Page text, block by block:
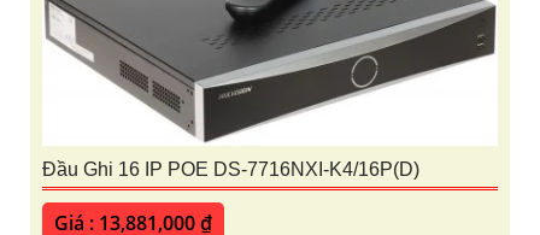
Đầu Ghi 16 IP POE DS-7716NXI-K4/16P(D)
Giá : 13,881,000 ₫